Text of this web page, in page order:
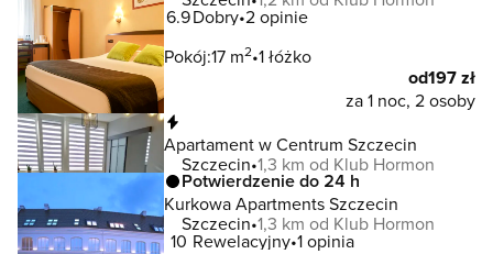
6.9Dobry 2 opinie
Pokój:17 m2 1 łóżko
od197 zł
za 1 noc, 2 osoby
Apartament w Centrum Szczecin
Szczecin 1,3 km od Klub Hormon
Potwierdzenie do 24 h
Kurkowa Apartments Szczecin
Szczecin 1,3 km od Klub Hormon
10 Rewelacyjny 1 opinia